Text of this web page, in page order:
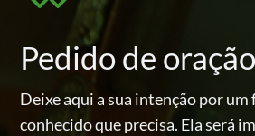
Pedido de oração
Deixe aqui a sua intenção por
conhecidoque precisa. Ela será